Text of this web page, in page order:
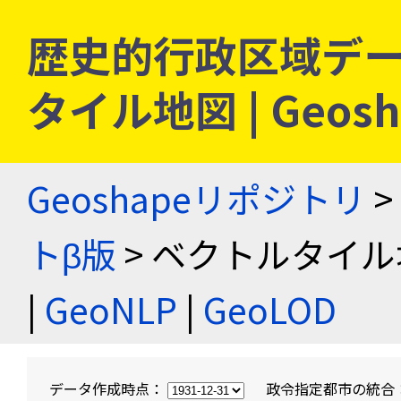
歴史的行政区域デ
タイル地図 |
Geoshapeリポジトリ >
トβ版 > ベクトルタイ
| GeoNLP | GeoLOD
データ作成時点： 政令指定都市の統